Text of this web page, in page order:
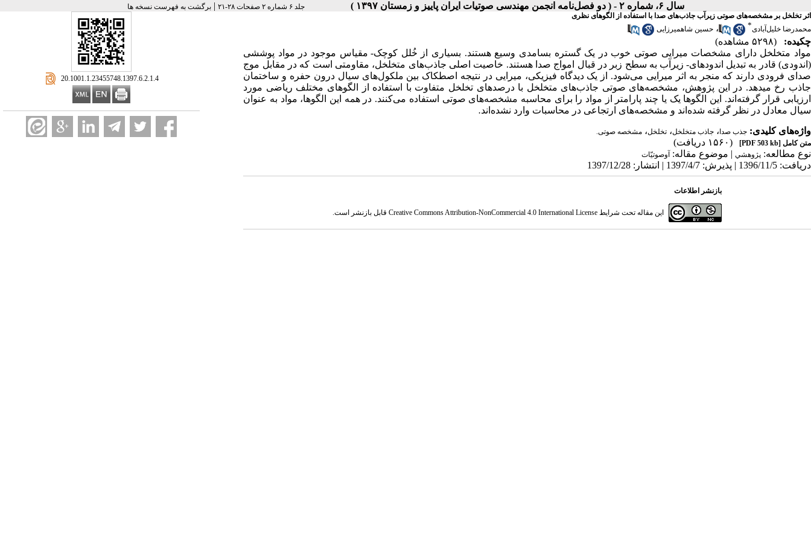
سال ۶، شماره ۲ - ( دو فصل‌نامه انجمن مهندسی صوتیات ايران پاییز و زمستان ۱۳۹۷ ) جلد ۶ شماره ۲ صفحات ۲۸-۲۱ |برگشت به فهرست نسخه ها
‎ 20.1001.1.23455748.1397.6.2.1.4
اثر تخلخل بر مشخصه‌های صوتی زیرآب جاذب‌های صدا با استفاده از الگوهای نظری
محمدرضا خلیل‌آبادی* ، حسین شاهمیرزایی
چکیده:
(۵۲۹۸ مشاهده)
مواد متخلخل دارای مشخصات میرایی صوتی خوب در یک گستره بسامدی وسیع هستند. بسیاری از خُلل کوچک- مقیاس موجود در مواد پوششی
(اندودی) قادر به تبدیل اندودهای- زیرآب به سطح زبر در قبال امواج صدا هستند. خاصیت اصلی جاذب‌های متخلخل، مقاومتی است که در مقابل موج
صدای فرودی دارند که منجر به اثر میرایی می‌شود. از یک دیدگاه فیزیکی، میرایی در نتیجه اصطکاک بین ملکول‌های سیال درون حفره و ساختمان
جاذب رخ میدهد. در این پژوهش، مشخصه‌های صوتی جاذب‌های متخلخل با درصدهای تخلخل متفاوت با استفاده از الگوهای مختلف ریاضی مورد
ارزیابی قرار گرفته‌اند. این الگوها یک یا چند پارامتر از مواد را برای محاسبه مشخصه‌های صوتی استفاده می‌کنند. در همه این الگوها، مواد به عنوان
سیال معادل در نظر گرفته شده‌اند و مشخصه‌های ارتجاعی در محاسبات وارد نشده‌اند.
واژه‌های کلیدی: جذب صدا، جاذب متخلخل، تخلخل، مشخصه صوتی. ‎
متن کامل [PDF 503 kb]
(۱۵۶۰ دریافت)
نوع مطالعه: پژوهشي | موضوع مقاله:آوصوتیّات
دریافت: 1396/11/5 | پذیرش: 1397/4/7 | انتشار: 1397/12/28
بازنشر اطلاعات
این مقاله تحت شرایط Creative Commons Attribution-NonCommercial 4.0 International Licenseقابل بازنشر است.